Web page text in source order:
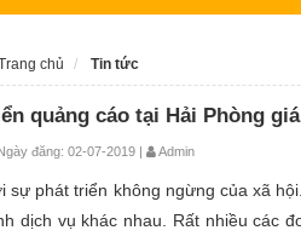
chủ Tin tức
quảng cáo tại Hải Phòng
đăng: 02-07-2019 | Admin
sự phát triển không ngừng của xã
dịch vụ khác nhau. Rất nhiều các